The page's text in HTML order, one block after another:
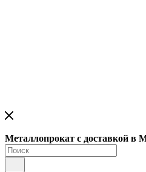
Металлопрокат с доставкой в